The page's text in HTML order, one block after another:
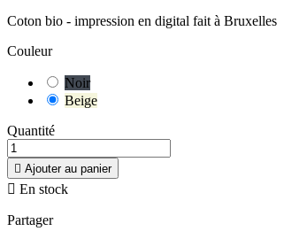
Coton bio - impression en digital fait à Bruxelles
Couleur
Noir
Beige
Quantité
 Ajouter au panier
 En stock
Partager